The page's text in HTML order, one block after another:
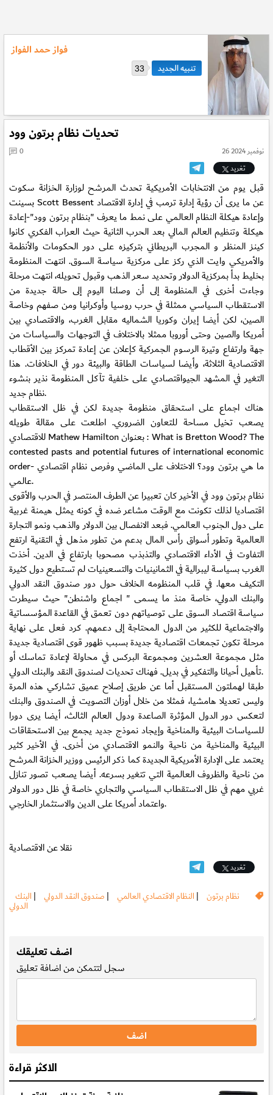
فواز حمد الفواز
33
تحديات نظام برتون وود
26 نوفمبر 2024
0
تغريد
قبل يوم من الانتخابات الأمريكية تحدث المرشح لوزارة الخزانة سكوت
بسينت Scott Bessent عن ما يرى أن رؤية إدارة ترمب في إدارة الاقتصاد
وإعادة هيكلة النظام العالمي على نمط ما يعرف "بنظام برتون وود"-إعادة
هيكلة وتنظيم العالم المالي بعد الحرب الثانية حيث العراب الفكري كانوا
كينز المنظر و المجرب البريطاني بتركيزه على دور الحكومات والأنظمة
والأمريكي وايت الذي ركز على مركزية سياسة السوق. انتهت المنظومة
بخليط بدأ بمركزية الدولار وتحديد سعر الذهب وقبول تحويله، انتهت مرحلة
وجاءت أخرى في المنظومة إلى أن وصلنا اليوم إلى حالة جديدة من
الاستقطاب السياسي ممثلة في حرب روسيا وأوكرانيا ومن صفهم وخاصة
الصين، لكن أيضا إيران وكوريا الشماليه مقابل الغرب، والاقتصادي بين
أمريكا والصين وحتى أوروبا ممثلا بالاختلاف في التوجهات والسياسات من
جهة وارتفاع وتيرة الرسوم الجمركية كإعلان عن إعادة تمركز بين الأقطاب
الاقتصادية الثلاثة، وأيضا لسياسات الطاقة والبيئة دور في الخلافات. هذا
التغير في المشهد الجيواقتصادي على خلفية تآكل المنظومة نذير بنشوء
نظام جديد.
هناك اجماع على استحقاق منظومة جديدة لكن في ظل الاستقطاب
يصعب تخيل مساحة للتعاون الضروري. اطلعت على مقالة طويله
للاقتصادي Mathew Hamilton بعنوان : What is Bretton Wood? The
contested pasts and potential futures of international economic
order- ما هي برتون وود؟ الاختلاف على الماضي وفرص نظام اقتصادي
عالمي.
نظام برتون وود في الأخير كان تعبيرا عن الطرف المنتصر في الحرب والأقوى
اقتصاديا لذلك تكونت مع الوقت مشاعر ضده في كونه يمثل هيمنة غربية
على دول الجنوب العالمي. فبعد الانفصال بين الدولار والذهب ونمو التجارة
العالمية وتطور أسواق رأس المال بدعم من تطور مذهل في التقنية ارتفع
التفاوت في الأداء الاقتصادي والتذبذب مصحوبا بارتفاع في الدين. أخذت
الغرب بسياسة ليبرالية في الثمانينيات والتسعينيات لم تستطيع دول كثيرة
التكيف معها. في قلب المنظومه الخلاف حول دور صندوق النقد الدولي
والبنك الدولي، خاصة منذ ما يسمى " اجماع واشنطن" حيث سيطرت
سياسة اقتصاد السوق على توصياتهم دون تعمق في القاعدة المؤسساتية
والاجتماعية للكثير من الدول المحتاجة إلى دعمهم. كرد فعل على نهاية
مرحلة تكون تجمعات اقتصادية جديدة بسبب ظهور قوى اقتصادية جديدة
مثل مجموعة العشرين ومجموعة البركس في محاولة لإعادة تماسك أو
تأهيل أحيانا والتفكير في بديل. فهناك تحديات لصندوق النقد والبنك الدولي.
طبقا لهملتون المستقبل أما عن طريق إصلاح عميق تشاركي هذه المرة
وليس تعديلا هامشيا، فمثلا من خلال أوزان التصويت في الصندوق والبنك
لتعكس دور الدول المؤثرة الصاعدة ودول العالم الثالث، أيضا يرى دورا
للسياسات البيئية والمناخية وإيجاد نموذج جديد يجمع بين الاستحقاقات
البيئية والمناخية من ناحية والنمو الاقتصادي من أخرى. في الأخير كثير
يعتمد على الإدارة الأمريكية الجديدة كما ذكر الرئيس ووزير الخزانة المرشح
من ناحية والظروف العالمية التي تتغير بسرعه. أيضا يصعب تصور تنازل
غربي مهم في ظل الاستقطاب السياسي والتجاري خاصة في ظل دور الدولار
واعتماد أمريكا على الدين والاستثمار الخارجي.
نقلا عن الاقتصادية
تغريد
نظام برتون | النظام الاقتصادي العالمي | صندوق النقد الدولي | البنك
الدولي
اضف تعليقك
سجللتتمكن من اضافة تعليق
الاكثر قراءة